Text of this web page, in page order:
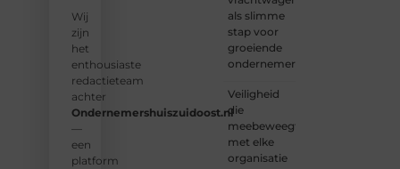
Wij
zijn
het
enthousiaste
redactieteam
achter
Ondernemershuiszuidoost.nl
—
een
platform
als slimme
stap voor
groeiende
ondernemers
Veiligheid
die
meebeweegt
met elke
organisatie